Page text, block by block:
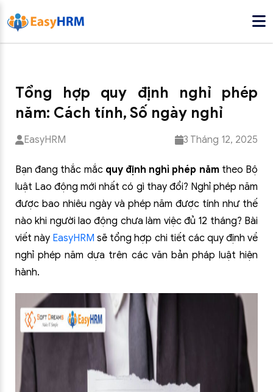
Tổng hợp quy định nghỉ phép
năm: Cách tính, Số ngày nghỉ
EasyHRM 3 Tháng 12, 2025
Bạn đang thắc mắc quy định nghỉ phép nămtheo Bộ
luật Lao động mới nhất có gì thay đổi? Nghỉ phép năm
được bao nhiêu ngày và phép năm được tính như thế
nào khi người lao động chưa làm việc đủ 12 tháng? Bài
viết này EasyHRM sẽ tổng hợp chi tiết các quy định về
nghỉ phép năm dựa trên các văn bản pháp luật hiện
hành.